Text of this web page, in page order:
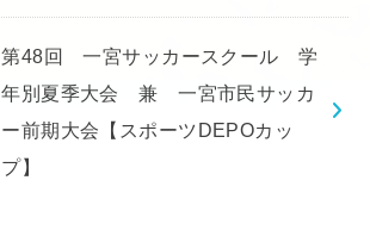
第48回 一宮サッカースクール 学
年別夏季大会 兼 一宮市民サッカ
ー前期大会【スポーツDEPOカッ
プ】